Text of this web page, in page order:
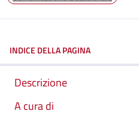
INDICE DELLA PAGINA
Descrizione
A cura di